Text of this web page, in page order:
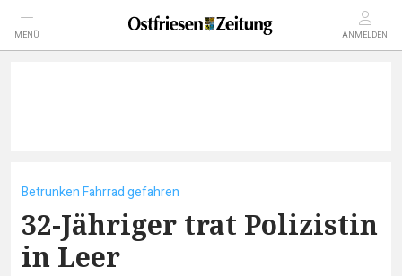
MENÜ ANMELDEN
Betrunken Fahrrad gefahren
32-Jähriger trat Polizistin
in Leer